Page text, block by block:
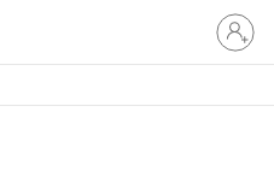
Bei
Ihrem
Konto